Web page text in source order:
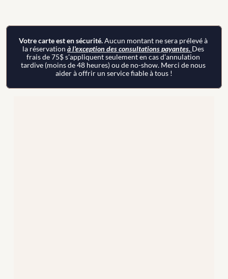
Votre carte est en sécurité. Aucun montant ne sera prélevé à
la réservation à l'exception des consultations payantes. Des
frais de 75$ s’appliquent seulement en cas d’annulation
tardive (moins de 48 heures) ou de no-show. Merci de nous
aider à offrir un service fiable à tous !